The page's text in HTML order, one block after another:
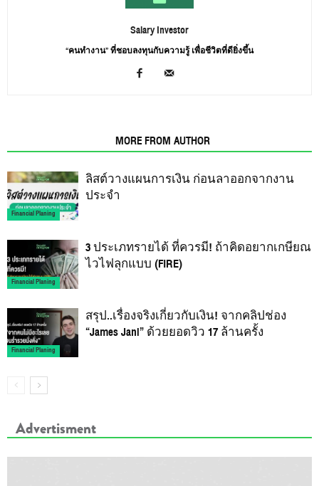
Salary Investor
“คนทำงาน” ที่ชอบลงทุนกับความรู้ เพื่อชีวิตที่ดียิ่งขึ้น
MORE FROM AUTHOR
Financial Planing
ลิสต์วางแผนการเงิน ก่อนลาออกจากงาน
ประจำ
Financial Planing
3 ประเภทรายได้ ที่ควรมี! ถ้าคิดอยากเกษียณ
ไวไฟลุกแบบ (FIRE)
Financial Planing
สรุป..เรื่องจริงเกี่ยวกับเงิน! จากคลิปช่อง
“James Jani” ด้วยยอดวิว 17 ล้านครั้ง
Advertisment